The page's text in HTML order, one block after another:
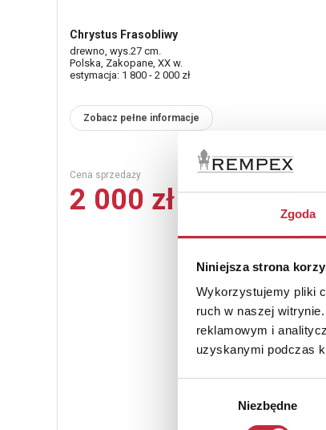
Zgoda
Niniejsza strona
Wykorzystujemy pliki
ruch w naszej
reklamowym i
uzyskanymi podczas
Niezbędne
Chrystus Frasobliwy
drewno, wys.27 cm.
Polska, Zakopane, XX w.
estymacja: 1 800 - 2 000 zł
Zobacz pełne informacje
Cena sprzedaży
2 000 zł